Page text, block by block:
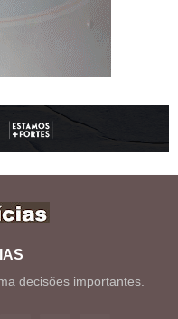
decisões importantes.